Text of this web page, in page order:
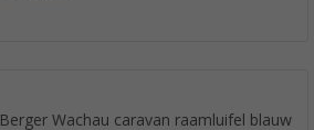
Berger Wachau caravan raamluifel blauw